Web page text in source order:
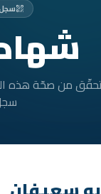
من صحّة هذه